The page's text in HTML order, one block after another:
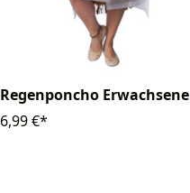
Regenponcho Erwachsene
6,99 €*